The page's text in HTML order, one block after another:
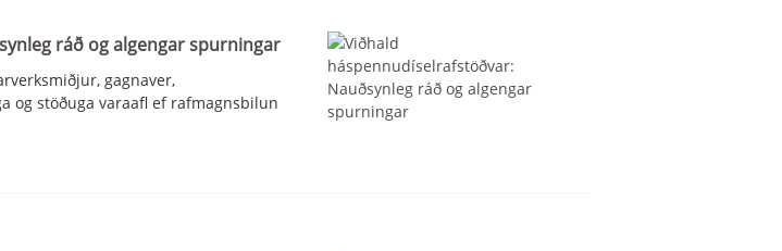
ráð og algengar spurningar
gagnaver,
og stöðuga varaafl ef rafmagnsbilun